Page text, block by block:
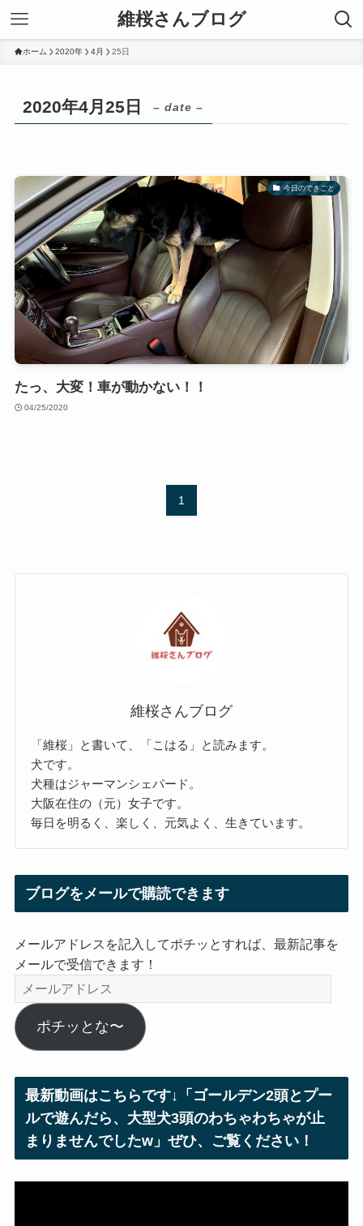
維桜さんブログ
ホーム 2020年 4月 25日
2020年4月25日 – date –
今日のできごと
たっ、大変！車が動かない！！
04/25/2020
1
維桜さんブログ
「維桜」と書いて、「こはる」と読みます。
犬です。
犬種はジャーマンシェパード。
大阪在住の（元）女子です。
毎日を明るく、楽しく、元気よく、生きています。
ブログをメールで購読できます
メールアドレスを記入してポチッとすれば、最新記事を
メールで受信できます！
メ
ー
ル
ア
ス
ポチッとな〜
最新動画はこちらです↓「ゴールデン2頭とプー
ルで遊んだら、大型犬3頭のわちゃわちゃが止
まりませんでしたw」ぜひ、ご覧ください！